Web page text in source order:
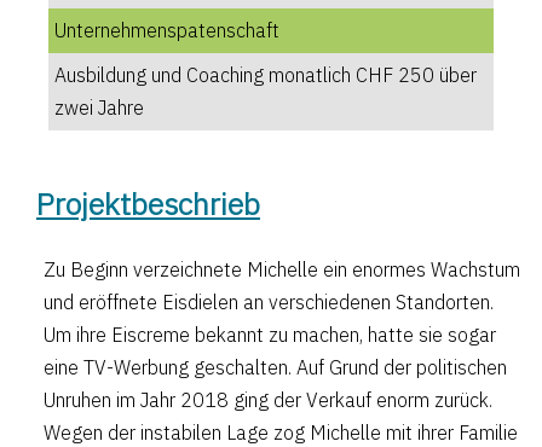
Unternehmenspatenschaft
Ausbildung und Coaching monatlich CHF 250 über
zwei Jahre
Projektbeschrieb
Zu Beginn verzeichnete Michelle ein enormes Wachstum
und eröffnete Eisdielen an verschiedenen Standorten.
Um ihre Eiscreme bekannt zu machen, hatte sie sogar
eine TV-Werbung geschalten. Auf Grund der politischen
Unruhen im Jahr 2018 ging der Verkauf enorm zurück.
Wegen der instabilen Lage zog Michelle mit ihrer Familie